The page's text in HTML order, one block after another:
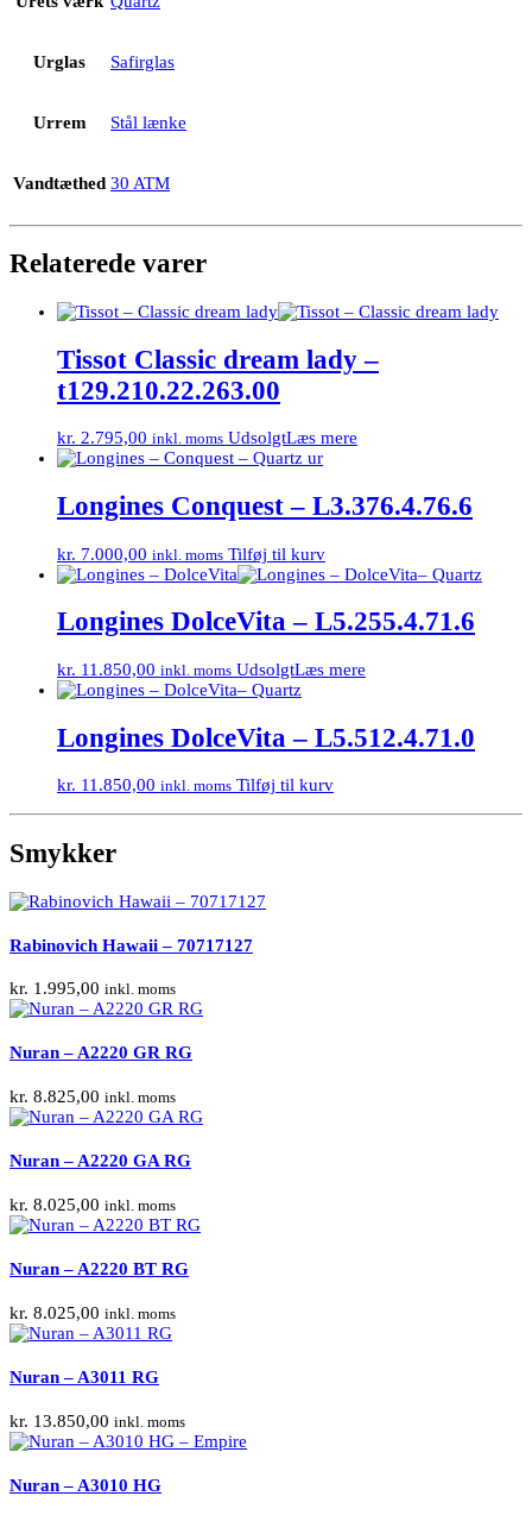
Urglas Safirglas
Urrem Stål lænke
Vandtæthed 30 ATM
Relaterede varer
Tissot Classic dream lady –
t129.210.22.263.00
kr. 2.795,00 inkl. moms UdsolgtLæs mere
Longines Conquest – L3.376.4.76.6
kr. 7.000,00 inkl. moms Tilføj til kurv
Longines DolceVita – L5.255.4.71.6
kr. 11.850,00 inkl. moms UdsolgtLæs mere
Longines DolceVita – L5.512.4.71.0
kr. 11.850,00 inkl. moms Tilføj til kurv
Smykker
Rabinovich Hawaii – 70717127
kr. 1.995,00 inkl. moms
Nuran – A2220 GR RG
kr. 8.825,00 inkl. moms
Nuran – A2220 GA RG
kr. 8.025,00 inkl. moms
Nuran – A2220 BT RG
kr. 8.025,00 inkl. moms
Nuran – A3011 RG
kr. 13.850,00 inkl. moms
Nuran – A3010 HG